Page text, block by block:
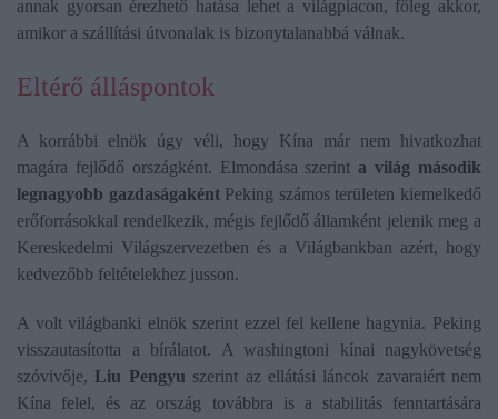
annak gyorsan érezhető hatása lehet a világpiacon, főleg akkor,
amikor a szállítási útvonalak is bizonytalanabbá válnak.
Eltérő álláspontok
A korrábbi elnök úgy véli, hogy Kína már nem hivatkozhat
magára fejlődő országként. Elmondása szerint a világ második
legnagyobb gazdaságaként Peking számos területen kiemelkedő
erőforrásokkal rendelkezik, mégis fejlődő államként jelenik meg a
Kereskedelmi Világszervezetben és a Világbankban azért, hogy
kedvezőbb feltételekhez jusson.
A volt világbanki elnök szerint ezzel fel kellene hagynia. Peking
visszautasította a bírálatot. A washingtoni kínai nagykövetség
szóvivője, Liu Pengyu szerint az ellátási láncok zavaraiért nem
Kína felel, és az ország továbbra is a stabilitás fenntartására